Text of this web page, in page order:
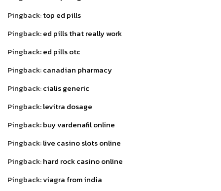
Pingback:top ed pills
Pingback:ed pills that really work
Pingback:ed pills otc
Pingback:canadian pharmacy
Pingback:cialis generic
Pingback:levitra dosage
Pingback:buy vardenafil online
Pingback:live casino slots online
Pingback:hard rock casino online
Pingback:viagra from india